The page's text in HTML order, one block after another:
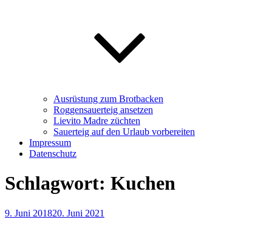
Ausrüstung zum Brotbacken
Roggensauerteig ansetzen
Lievito Madre züchten
Sauerteig auf den Urlaub vorbereiten
Impressum
Datenschutz
Schlagwort: Kuchen
Veröffentlicht
9. Juni 201820. Juni 2021